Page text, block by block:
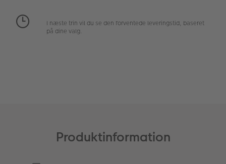
Fotopanel
I næste trin vil du se den forventede leveringstid, baseret
på dine valg.
Produktinformation